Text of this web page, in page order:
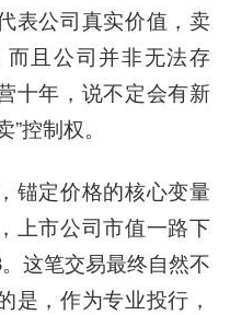
表公司真实价值，卖
而且公司并非无法存
十年，说不定会有新
控制权。
锚定价格的核心变量
上市公司市值一路下
这笔交易最终自然不
是，作为专业投行，